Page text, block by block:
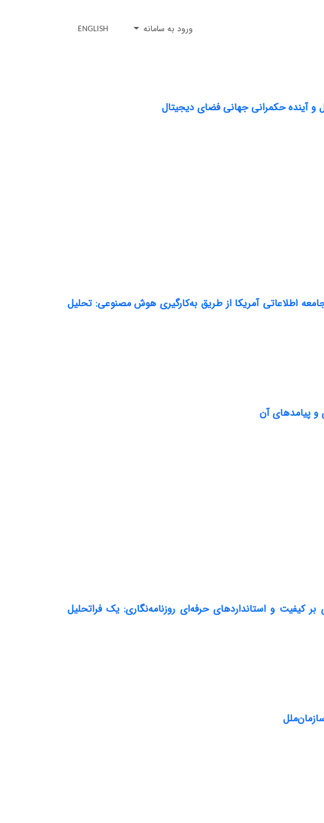
ورود به سامانه ENGLISH
و آینده حکمرانی جهانی فضای دیجیتال
اطلاعاتی آمریکا از طریق به‌کارگیری هوش مصنوعی: تحلیل
و پیامدهای آن
و استانداردهای حرفه‌ای روزنامه‌نگاری: یک فراتحلیل